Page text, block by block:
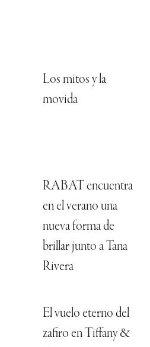
Los mitos y la
movida
RABAT encuentra
en el verano una
nueva forma de
brillar junto a Tana
Rivera
El vuelo eterno del
zafiro en Tiffany &